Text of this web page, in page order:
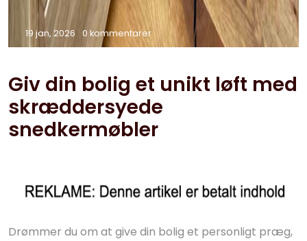
19 jan, 2026 0 kommentarer
Giv din bolig et unikt løft med
skræddersyede
snedkermøbler
Drømmer du om at give din bolig et personligt præg,